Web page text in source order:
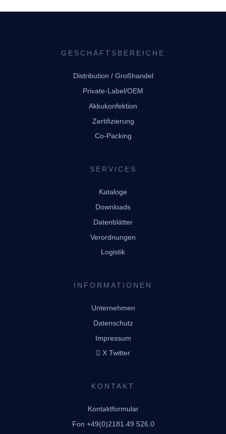
GESCHÄFTSBEREICHE
Distribution / Großhandel
Private-Label/OEM
Akkukonfektion
Zertifizierung
Co-Packing
SERVICES
Kataloge
Downloads
Datenblätter
Verordnungen
Logistik
INFORMATIONEN
Unternehmen
Datenschutz
Impressum
X Twitter
KONTAKT
Kontaktformular
Fon +49(0)2181.49 526.0